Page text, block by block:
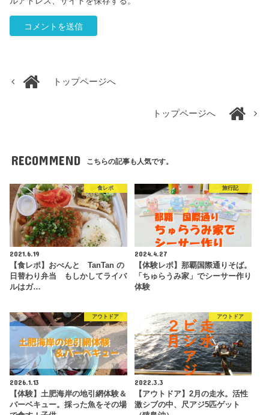
トップページへ
トップページへ
RECOMMEND こちらの記事も人気です。
食レポ
2021.6.19
【食レポ】おべんと TanTan の
日替わり弁当 もしかしてライバ
ルはガ…
旅行記
2024.4.27
【体験レポ】那覇国際通りそば。
「ちゅらうみ家」でシーサー作り
体験
アウトドア
2026.1.13
【体験】土肥海岸の地引網体験＆
バーベキュー。採った魚をその場
アウトドア
2022.3.3
【アウトドア】2月の走水。活性
激シブの中、尺アジ5匹ゲット